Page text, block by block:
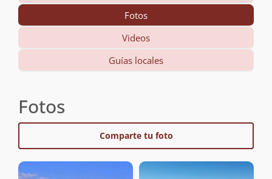
Fotos
Videos
Guías locales
Fotos
Comparte tu foto